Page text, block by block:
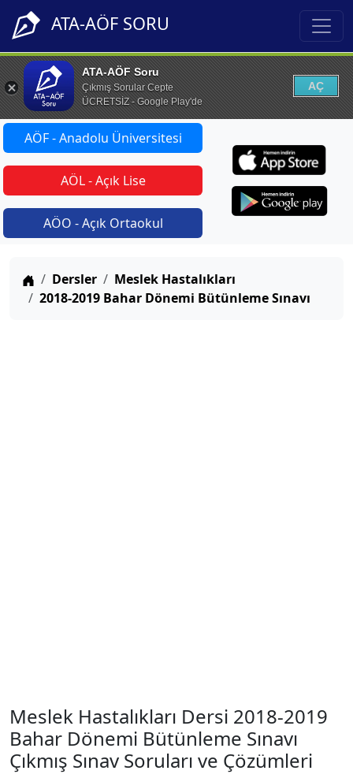
ATA-AÖF SORU
ATA-AÖF Soru
Çıkmış Sorular Cepte
ÜCRETSİZ - Google Play'de
AÇ
AÖF - Anadolu Üniversitesi
AÖL - Açık Lise
AÖO - Açık Ortaokul
Anasayfa
Dersler
Meslek Hastalıkları
2018-2019 Bahar Dönemi Bütünleme Sınavı
Meslek Hastalıkları Dersi 2018-2019
Bahar Dönemi Bütünleme Sınavı
Çıkmış Sınav Soruları ve Çözümleri